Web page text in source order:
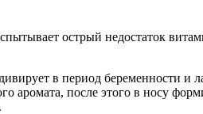
острый недостаток
в период беременности и
аромата, после этого в носу